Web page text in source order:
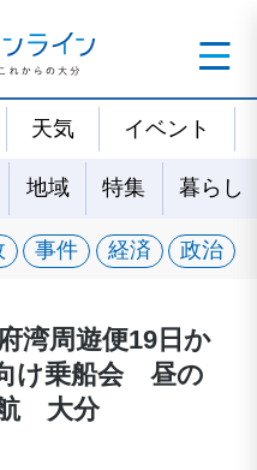
天気 イベント
地域 特集 暮らし
事件 経済 政治
湾周遊便19日か
け乗船会 昼の
大分